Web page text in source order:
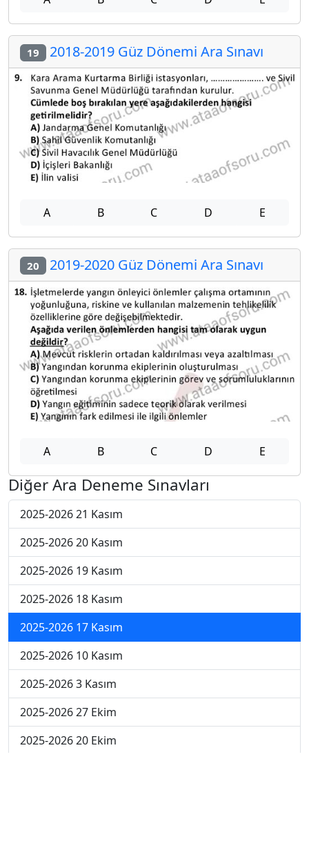
19 2018-2019 Güz Dönemi Ara Sınavı
A B C D E
20 2019-2020 Güz Dönemi Ara Sınavı
A B C D E
Diğer Ara Deneme Sınavları
2025-2026 21 Kasım
2025-2026 20 Kasım
2025-2026 19 Kasım
2025-2026 18 Kasım
2025-2026 17 Kasım
2025-2026 10 Kasım
2025-2026 3 Kasım
2025-2026 27 Ekim
2025-2026 20 Ekim